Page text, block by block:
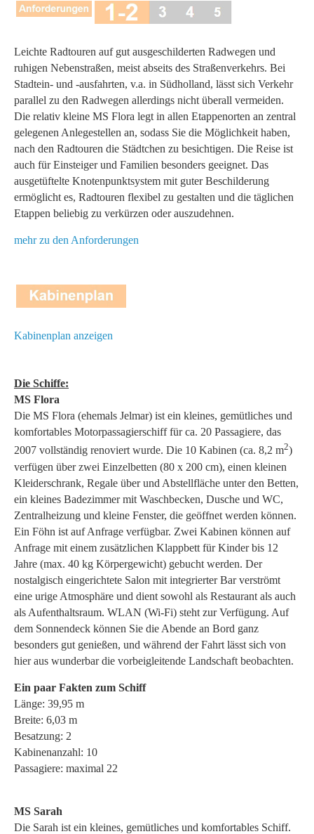
Leichte Radtouren auf gut ausgeschilderten Radwegen und
ruhigen Nebenstraßen, meist abseits des Straßenverkehrs. Bei
Stadtein- und -ausfahrten, v.a. in Südholland, lässt sich Verkehr
parallel zu den Radwegen allerdings nicht überall vermeiden.
Die relativ kleine MS Flora legt in allen Etappenorten an zentral
gelegenen Anlegestellen an, sodass Sie die Möglichkeit haben,
nach den Radtouren die Städtchen zu besichtigen. Die Reise ist
auch für Einsteiger und Familien besonders geeignet. Das
ausgetüftelte Knotenpunktsystem mit guter Beschilderung
ermöglicht es, Radtouren flexibel zu gestalten und die täglichen
Etappen beliebig zu verkürzen oder auszudehnen.
mehr zu den Anforderungen
Kabinenplan anzeigen
Die Schiffe:
MS Flora
Die MS Flora (ehemals Jelmar) ist ein kleines, gemütliches und
komfortables Motorpassagierschiff für ca. 20 Passagiere, das
2007 vollständig renoviert wurde. Die 10 Kabinen (ca. 8,2 m2)
verfügen über zwei Einzelbetten (80 x 200 cm), einen kleinen
Kleiderschrank, Regale über und Abstellfläche unter den Betten,
ein kleines Badezimmer mit Waschbecken, Dusche und WC,
Zentralheizung und kleine Fenster, die geöffnet werden können.
Ein Föhn ist auf Anfrage verfügbar. Zwei Kabinen können auf
Anfrage mit einem zusätzlichen Klappbett für Kinder bis 12
Jahre (max. 40 kg Körpergewicht) gebucht werden. Der
nostalgisch eingerichtete Salon mit integrierter Bar verströmt
eine urige Atmosphäre und dient sowohl als Restaurant als auch
als Aufenthaltsraum. WLAN (Wi-Fi) steht zur Verfügung. Auf
dem Sonnendeck können Sie die Abende an Bord ganz
besonders gut genießen, und während der Fahrt lässt sich von
hier aus wunderbar die vorbeigleitende Landschaft beobachten.
Ein paar Fakten zum Schiff
Länge: 39,95 m
Breite: 6,03 m
Besatzung: 2
Kabinenanzahl: 10
Passagiere: maximal 22
MS Sarah
Die Sarah ist ein kleines, gemütliches und komfortables Schiff.